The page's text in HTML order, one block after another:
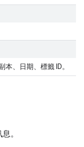
、日期、標籤 ID。
。